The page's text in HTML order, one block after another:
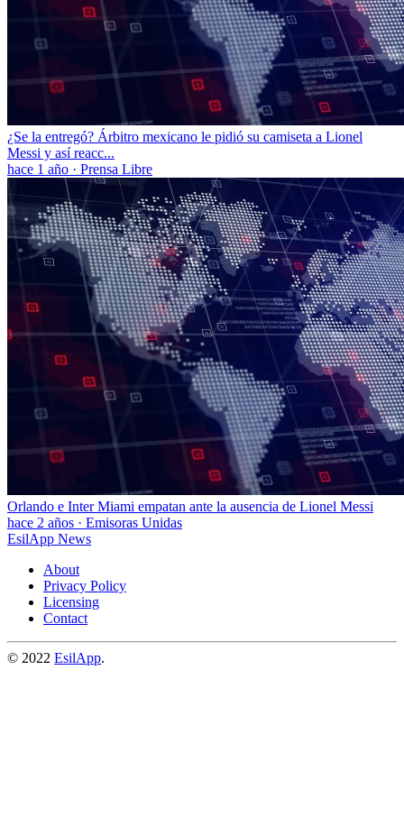
¿Se la entregó? Árbitro mexicano le pidió su camiseta a Lionel
Messi y así reacc...
hace 1 año · Prensa Libre
Orlando e Inter Miami empatan ante la ausencia de Lionel Messi
hace 2 años · Emisoras Unidas
EsilApp News
About
Privacy Policy
Licensing
Contact
© 2022 EsilApp.